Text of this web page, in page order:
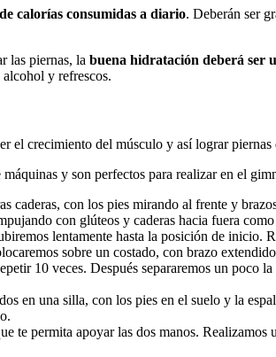
calorías consumidas a diario. Deberán ser
las piernas, la buena hidratación deberá ser
y refrescos.
el crecimiento del músculo y así lograr
y son perfectos para realizar en el
caderas, con los pies mirando al frente y
con glúteos y caderas hacia fuera
lentamente hasta la posición de inicio.
sobre un costado, con brazo
10 veces. Después separaremos un poco
en una silla, con los pies en el suelo y la
te permita apoyar las dos manos.